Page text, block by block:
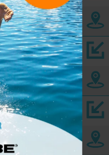
6,2
7,3